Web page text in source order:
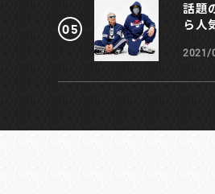
代官山 T-SITE GARDEN
・2021年6月30日(水)～7月
メインステージ(メンズのみ)
なる可能性あり。 【お問い合
話題
ら人
2021/